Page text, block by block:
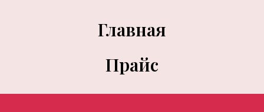
Главная
Прайс